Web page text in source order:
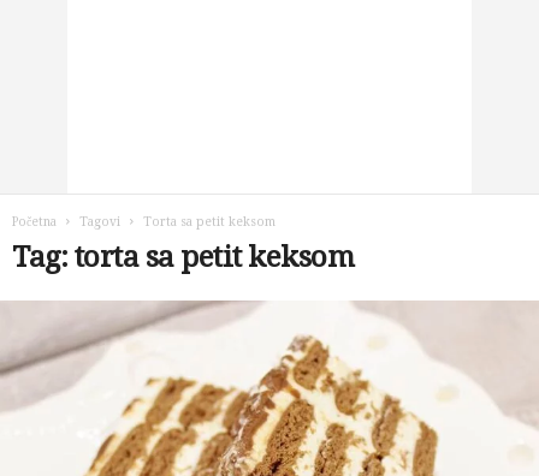
Početna Tagovi Torta sa petit keksom
Tag: torta sa petit keksom